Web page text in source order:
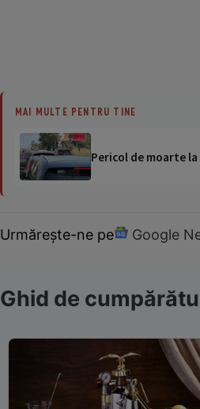
MAI MULTE PENTRU TINE
Pericol de moarte
Urmărește-ne pe Google
Ghid de